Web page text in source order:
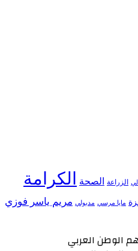
الزراعة الصحة
الكرامة
مايا مرسي مدبولي مريم ياسر فوزي
الوطن العربي